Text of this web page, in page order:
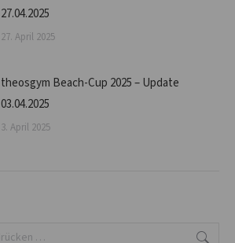
27.04.2025
27. April 2025
theosgym Beach-Cup 2025 – Update
03.04.2025
3. April 2025